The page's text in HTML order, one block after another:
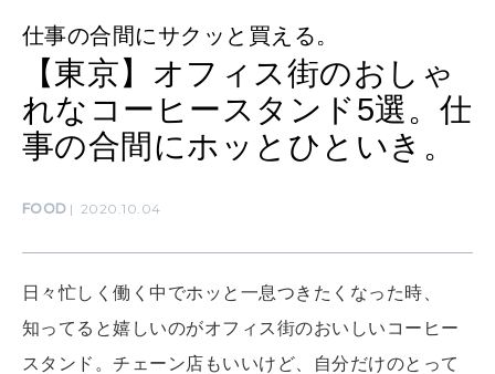
SUSTAINABLE
わたしができること
WORK&MONEY
いい人生って？
仕事の合間にサクッと買える。
【東京】オフィス街のおしゃ
れなコーヒースタンド5選。仕
事の合間にホッとひといき。
FOOD 2020.10.04
日々忙しく働く中でホッと一息つきたくなった時、
知ってると嬉しいのがオフィス街のおいしいコーヒー
スタンド。チェーン店もいいけど、自分だけのとって